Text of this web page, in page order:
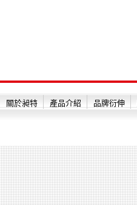
關於昶特 產品介紹 品牌衍伸